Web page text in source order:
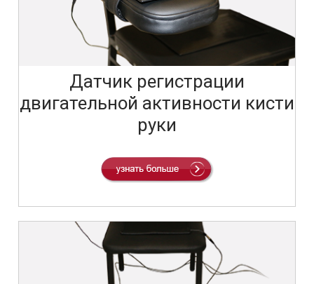
Датчик регистрации
двигательной активности кисти
руки